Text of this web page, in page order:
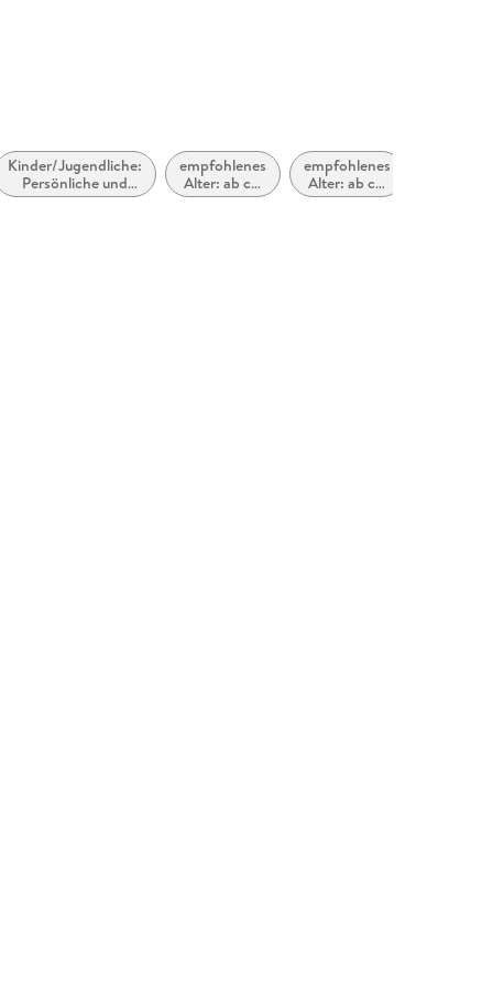
Kinder/Jugendliche:
Persönliche und
soziale Themen:
empfohlenes
Alter: ab ca.
9 Jahre
empfohlenes
Alter: ab ca.
8 Jahre